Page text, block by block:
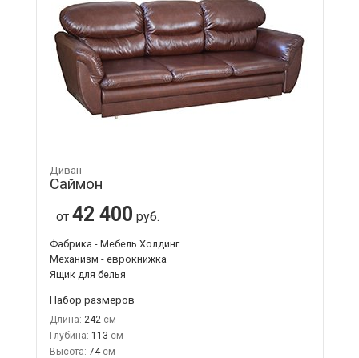
Диван
Саймон
от 42 400 руб.
Фабрика - Мебель Холдинг
Механизм - еврокнижка
Ящик для белья
Набор размеров
Длина: 242
Глубина: 113
Высота: 74